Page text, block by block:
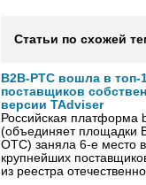
Статьи по схожей
B2B-РТС вошла в топ-
поставщиков
версии TAdviser
Российская платформа
(объединяет площадки
OTC) заняла 6-е место
крупнейших
из реестра